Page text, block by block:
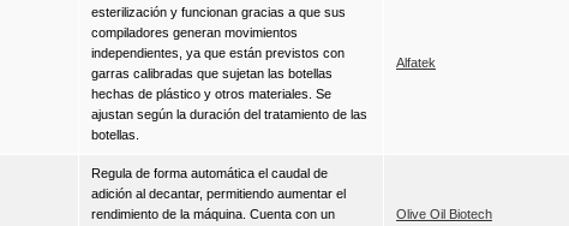
esterilización y funcionan gracias a que sus
compiladores generan movimientos
independientes, ya que están previstos con
garras calibradas que sujetan las botellas
hechas de plástico y otros materiales. Se
ajustan según la duración del tratamiento de las
botellas.
Alfatek
Regula de forma automática el caudal de
adición al decantar, permitiendo aumentar el
rendimiento de la máquina. Cuenta con un
Olive Oil Biotech